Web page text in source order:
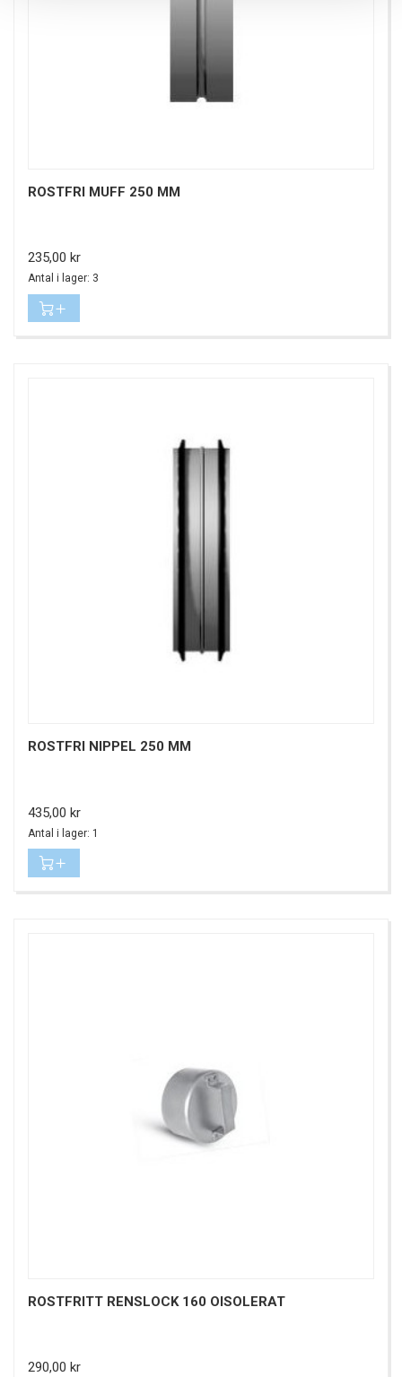
ROSTFRI MUFF 250 MM
Pris
235,00 kr
Antal i lager: 3
ROSTFRI NIPPEL 250 MM
Pris
435,00 kr
Antal i lager: 1
ROSTFRITT RENSLOCK 160 OISOLERAT
Pris
290,00 kr